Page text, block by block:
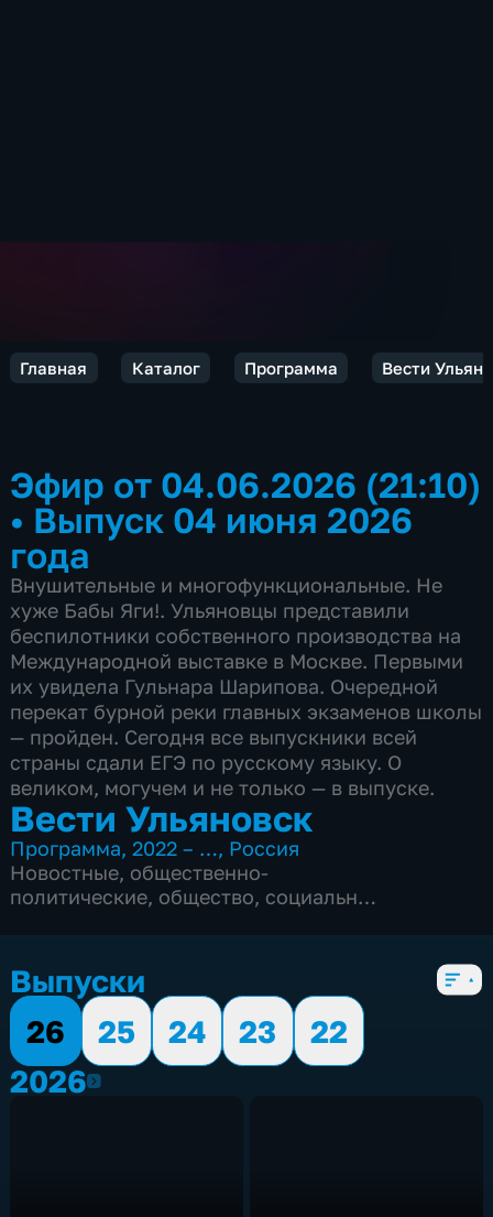
Главная Каталог Программа Вести
Эфир от 04.06.2026 (21:10)
• Выпуск 04 июня 2026
года
Внушительные и многофункциональные. Не
хуже Бабы Яги!. Ульяновцы представили
беспилотники собственного производства на
Международной выставке в Москве. Первыми
их увидела Гульнара Шарипова. Очередной
перекат бурной реки главных экзаменов школы
— пройден. Сегодня все выпускники всей
страны сдали ЕГЭ по русскому языку. О
великом, могучем и не только — в выпуске.
Вести Ульяновск
Программа,2022 – …, Россия
Новостные, общественно-
политические, общество, социально-
Выпуски
26
25 24 23
22
20262026